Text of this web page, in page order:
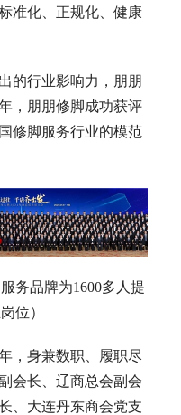
准化、正规化、健康
的行业影响力，朋朋
，朋朋修脚成功获评
修脚服务行业的模范
务品牌为1600多人提
位）
，身兼数职、履职尽
会长、辽商总会副会
、大连丹东商会党支